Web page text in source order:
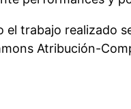
el trabajo realizado
Atribución-